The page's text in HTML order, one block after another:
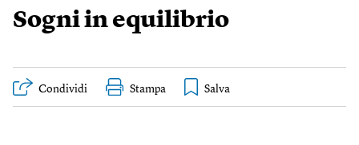
Sogni in equilibrio
Condividi Stampa